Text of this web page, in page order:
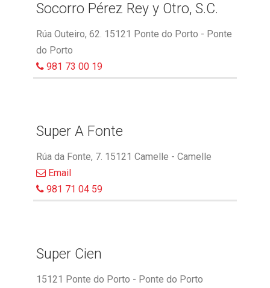
Socorro Pérez Rey y Otro, S.C.
Rúa Outeiro, 62. 15121 Ponte do Porto - Ponte
do Porto
981 73 00 19
Super A Fonte
Rúa da Fonte, 7. 15121 Camelle - Camelle
Email
981 71 04 59
Super Cien
15121 Ponte do Porto - Ponte do Porto